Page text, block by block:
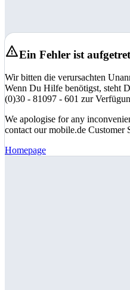
Ein Fehler ist
Wir bitten die verursachten
Wenn Du Hilfe benötigst, steht
(0)30 - 81097 - 601 zur
We apologise for any
contact our mobile.de
Homepage